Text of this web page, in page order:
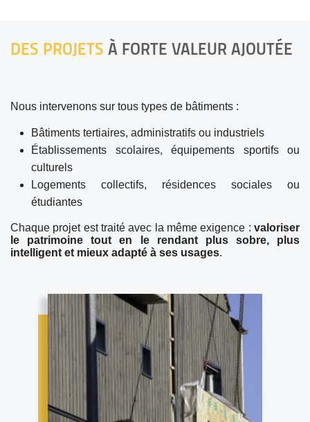
DES PROJETS À FORTE VALEUR AJOUTÉE
Nous intervenons sur tous types de bâtiments :
Bâtiments tertiaires, administratifs ou industriels
Établissements scolaires, équipements sportifs ou
culturels
Logements collectifs, résidences sociales ou
étudiantes
Chaque projet est traité avec la même exigence : valoriser
le patrimoine tout en le rendant plus sobre, plus
intelligent et mieux adapté à ses usages.